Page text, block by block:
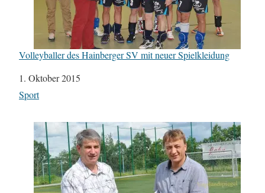
Volleyballer des Hainberger SV mit neuer Spielkleidung
Datum
1. Oktober 2015
In Bezug auf
Sport